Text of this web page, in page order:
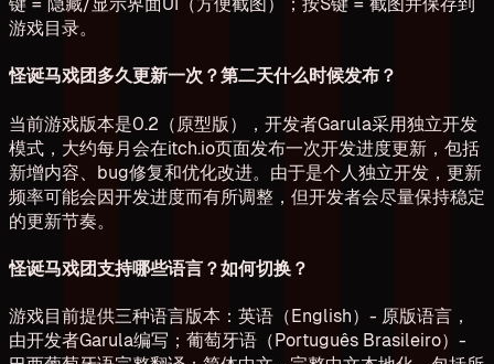
游戏目录。
怪诞马戏团多久更新一次？第二天什么时候发布？
当前游戏版本是0.2（原型版），开发者Garula采用独立开发
模式，大约每月会在itch.io页面发布一次开发进度更新，包括
新增内容、bug修复和优化改进。由于是个人独立开发，更新
频率可能会因开发进度而有所调整，但开发者会尽量保持稳定
的更新节奏。
怪诞马戏团支持哪些语言？如何切换？
游戏目前提供三种语言版本：英语（English）- 原版语言，
由开发者Garula编写；葡萄牙语（Português Brasileiro）-